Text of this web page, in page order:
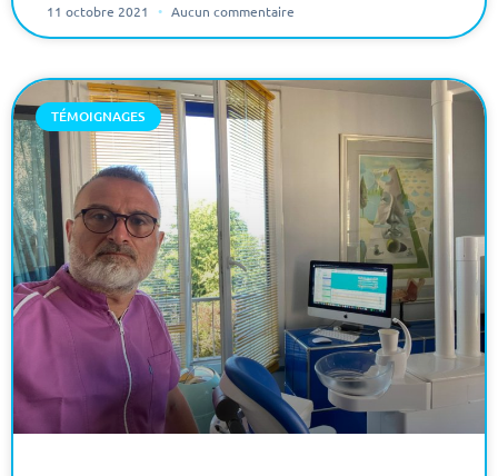
11 octobre 2021 Aucun commentaire
TÉMOIGNAGES